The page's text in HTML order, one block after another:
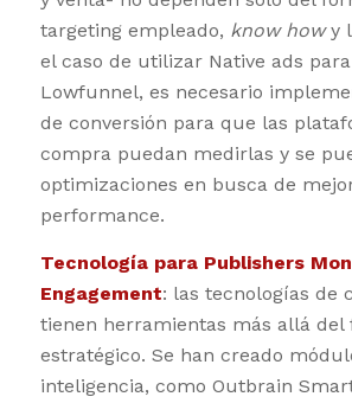
targeting empleado, know howy
el caso de utilizar Native ads
Lowfunnel, es necesario
de conversión para que las
compra puedan medirlas y se
optimizaciones en busca de
performance.
Tecnología para Publishers
Engagement: las tecnologías de
tienen herramientas más allá del
estratégico. Se han creado
inteligencia, como Outbrain